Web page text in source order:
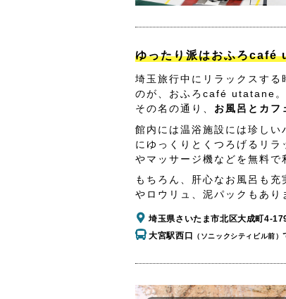
ゆったり派はおふろcafé
埼玉旅行中にリラックスする
のが、おふろcafé utatane。
その名の通り、 お風呂とカフ
館内には温浴施設には珍し
にゆっくりとくつろげるリ
やマッサージ機などを無料で
もちろん、肝心なお風呂も
やロウリュ、泥パックもあり
埼玉県さいたま市北区大成町4-
大宮駅西口
（ソニックシティビル前）